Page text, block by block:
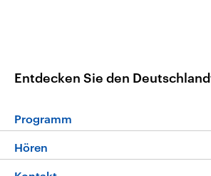
Entdecken Sie den
Programm
Programm
Hören
Livestream